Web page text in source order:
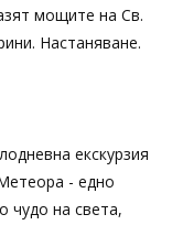
мощите на Св.
Настаняване.
екскурзия
- едно
чудо на света,